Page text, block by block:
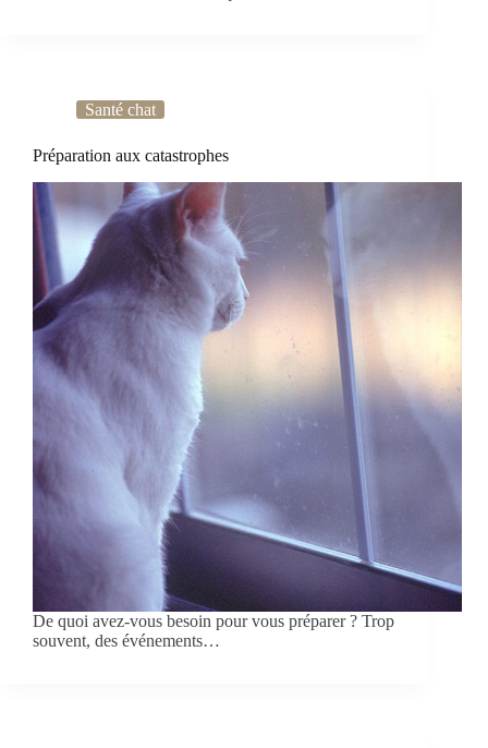
Santé chat
Préparation aux catastrophes
De quoi avez-vous besoin pour vous préparer ? Trop
souvent, des événements…